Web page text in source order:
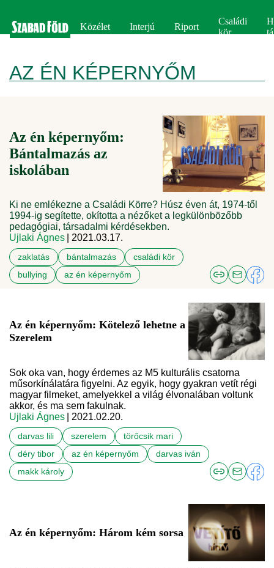
Közélet Interjú Riport
Családi
kör
AZ ÉN KÉPERNYŐM
Az én képernyőm:
Bántalmazás az
iskolában
Ki ne emlékezne a Családi Körre? Húsz éven át, 1974-től
1994-ig segítette, okította a nézőket a legkülönbözőbb
pedagógiai, társadalmi kérdésekben.
Ujlaki Ágnes
| 2021.03.17.
zaklatás bántalmazás
családi kör
bullying
az én képernyőm
Az én képernyőm: Kötelező lehetne a
Szerelem
Sok oka van, hogy érdemes az M5 kulturális csatorna
műsorkínálatára figyelni. Az egyik, hogy gyakran vetít régi
magyar filmeket, amelyekkel a világ élvonalában voltunk
akkor, és ma sem fakulnak.
Ujlaki Ágnes
| 2021.02.20.
darvas lili szerelem
törőcsik mari
déry tibor
az én képernyőm
darvas iván
makk károly
Az én képernyőm: Három kém sorsa